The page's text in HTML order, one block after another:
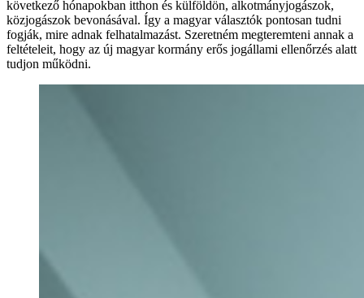
következő hónapokban itthon és külföldön, alkotmányjogászok,
közjogászok bevonásával. Így a magyar választók pontosan tudni
fogják, mire adnak felhatalmazást. Szeretném megteremteni annak a
feltételeit, hogy az új magyar kormány erős jogállami ellenőrzés alatt
tudjon működni.